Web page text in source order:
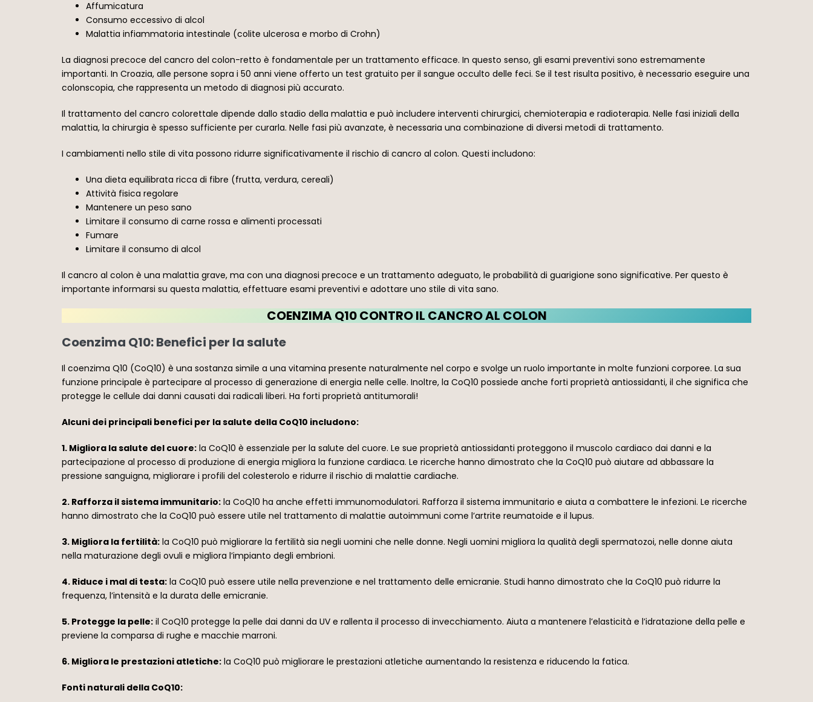
Affumicatura
Consumo eccessivo di alcol
Malattia infiammatoria intestinale (colite ulcerosa e morbo di Crohn)
La diagnosi precoce del cancro del colon-retto è fondamentale per un trattamento efficace. In questo senso, gli esami preventivi sono estremamente
importanti. In Croazia, alle persone sopra i 50 anni viene offerto un test gratuito per il sangue occulto delle feci. Se il test risulta positivo, è necessario eseguire una
colonscopia, che rappresenta un metodo di diagnosi più accurato.
Il trattamento del cancro colorettale dipende dallo stadio della malattia e può includere interventi chirurgici, chemioterapia e radioterapia. Nelle fasi iniziali della
malattia, la chirurgia è spesso sufficiente per curarla. Nelle fasi più avanzate, è necessaria una combinazione di diversi metodi di trattamento.
I cambiamenti nello stile di vita possono ridurre significativamente il rischio di cancro al colon. Questi includono:
Una dieta equilibrata ricca di fibre (frutta, verdura, cereali)
Attività fisica regolare
Mantenere un peso sano
Limitare il consumo di carne rossa e alimenti processati
Fumare
Limitare il consumo di alcol
Il cancro al colon è una malattia grave, ma con una diagnosi precoce e un trattamento adeguato, le probabilità di guarigione sono significative. Per questo è
importante informarsi su questa malattia, effettuare esami preventivi e adottare uno stile di vita sano.
COENZIMA Q10 CONTRO IL CANCRO AL COLON
Coenzima Q10: Benefici per la salute
Il coenzima Q10 (CoQ10) è una sostanza simile a una vitamina presente naturalmente nel corpo e svolge un ruolo importante in molte funzioni corporee. La sua
funzione principale è partecipare al processo di generazione di energia nelle celle. Inoltre, la CoQ10 possiede anche forti proprietà antiossidanti, il che significa che
protegge le cellule dai danni causati dai radicali liberi. Ha forti proprietà antitumorali!
Alcuni dei principali benefici per la salute della CoQ10 includono:
1. Migliora la salute del cuore: la CoQ10 è essenziale per la salute del cuore. Le sue proprietà antiossidanti proteggono il muscolo cardiaco dai danni e la
partecipazione al processo di produzione di energia migliora la funzione cardiaca. Le ricerche hanno dimostrato che la CoQ10 può aiutare ad abbassare la
pressione sanguigna, migliorare i profili del colesterolo e ridurre il rischio di malattie cardiache.
2. Rafforza il sistema immunitario: la CoQ10 ha anche effetti immunomodulatori. Rafforza il sistema immunitario e aiuta a combattere le infezioni. Le ricerche
hanno dimostrato che la CoQ10 può essere utile nel trattamento di malattie autoimmuni come l’artrite reumatoide e il lupus.
3. Migliora la fertilità: la CoQ10 può migliorare la fertilità sia negli uomini che nelle donne. Negli uomini migliora la qualità degli spermatozoi, nelle donne aiuta
nella maturazione degli ovuli e migliora l’impianto degli embrioni.
4. Riduce i mal di testa: la CoQ10 può essere utile nella prevenzione e nel trattamento delle emicranie. Studi hanno dimostrato che la CoQ10 può ridurre la
frequenza, l’intensità e la durata delle emicranie.
5. Protegge la pelle: il CoQ10 protegge la pelle dai danni da UV e rallenta il processo di invecchiamento. Aiuta a mantenere l’elasticità e l’idratazione della pelle e
previene la comparsa di rughe e macchie marroni.
6. Migliora le prestazioni atletiche: la CoQ10 può migliorare le prestazioni atletiche aumentando la resistenza e riducendo la fatica.
Fonti naturali della CoQ10: